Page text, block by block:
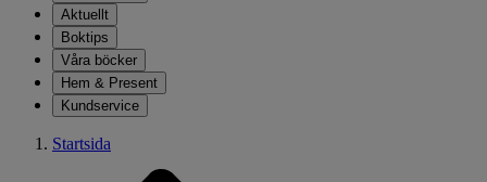
Aktuellt
Boktips
Våra böcker
Hem & Present
Kundservice
Startsida